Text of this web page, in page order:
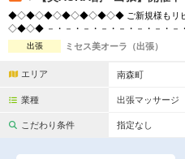
◆◇◆◇◆◇◆◇◆◇◆◇◆ ご新規様もリ
◇◆◇◆ －・－・－・－・－・－・－・－
円 ◇150分25000円 ◇180分30000円 －・
指名料別途・本指名料別途 ※大阪市内出張
出張 ミセス美オーラ（出張）
エリア 南森町
業種 出張マッサージ
こだわり条件 指定なし